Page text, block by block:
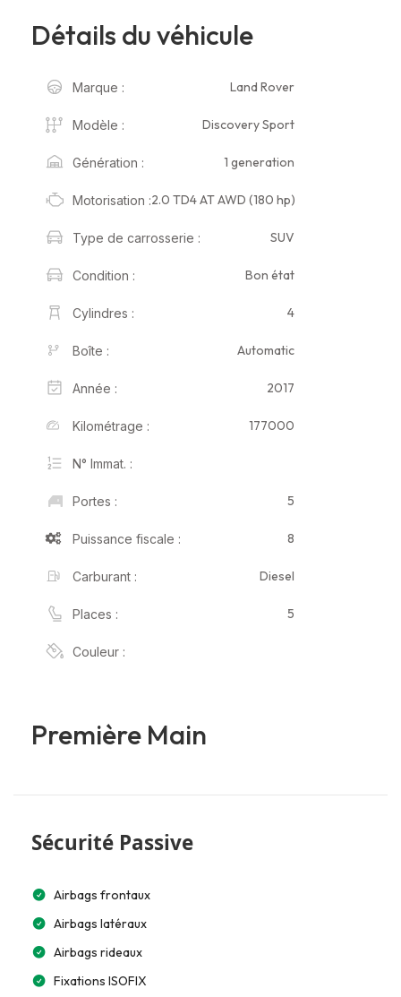
Détails du véhicule
Marque : Land Rover
Modèle : Discovery Sport
Génération : 1 generation
Motorisation :2.0 TD4 AT AWD (180 hp)
Type de carrosserie : SUV
Condition : Bon état
Cylindres : 4
Boîte : Automatic
Année : 2017
Kilométrage : 177000
N° Immat. :
Portes : 5
Puissance fiscale : 8
Carburant : Diesel
Places : 5
Couleur :
Première Main
Sécurité Passive
Airbags frontaux
Airbags latéraux
Airbags rideaux
Fixations ISOFIX